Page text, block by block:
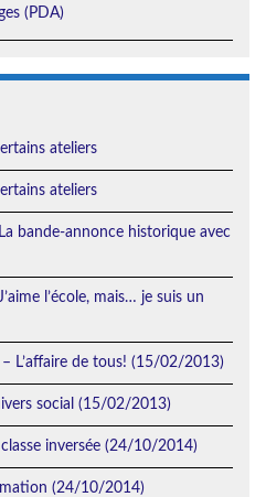
(PDA)
ateliers
ateliers
bande-annonce historique avec
l’école, mais… je suis un
L’affaire de tous! (15/02/2013)
social (15/02/2013)
inversée (24/10/2014)
(24/10/2014)